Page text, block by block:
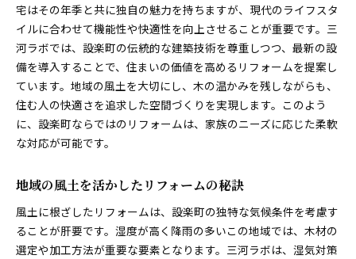
設楽町でのリフォーム成功事例とヒント
地域と共生するリフォームの未来
家族の変化に対応する設楽町の木造住宅リフォームで
安心感を再発見
家族構成の変化に対応するリフォームプラン
設楽町での家族のための安心リフォーム
子育て世代に最適なリフォームの提案
家族の健康を考えた木造リフォームの工夫
地域社会と連携した持続可能な住まい造り
木の温かみを活かした愛知県北設楽郡設楽町でのリフ
ォームの新常識
宅はその年季と共に独自の魅力を持ちますが、現代のライフスタ
イルに合わせて機能性や快適性を向上させることが重要です。三
河ラボでは、設楽町の伝統的な建築技術を尊重しつつ、最新の設
備を導入することで、住まいの価値を高めるリフォームを提案し
ています。地域の風土を大切にし、木の温かみを残しながらも、
住む人の快適さを追求した空間づくりを実現します。このよう
に、設楽町ならではのリフォームは、家族のニーズに応じた柔軟
な対応が可能です。
地域の風土を活かしたリフォームの秘訣
風土に根ざしたリフォームは、設楽町の独特な気候条件を考慮す
ることが肝要です。湿度が高く降雨の多いこの地域では、木材の
選定や加工方法が重要な要素となります。三河ラボは、湿気対策